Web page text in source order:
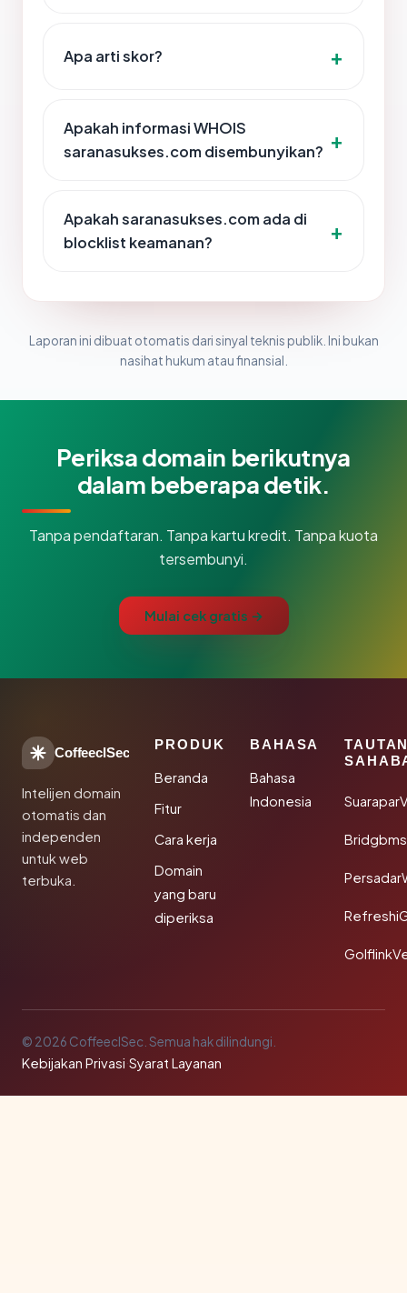
Apa arti skor?
Apakah informasi WHOIS
saranasukses.com disembunyikan?
Apakah saranasukses.com ada di
blocklist keamanan?
Laporan ini dibuat otomatis dari sinyal teknis publik. Ini bukan
nasihat hukum atau finansial.
Periksa domain berikutnya
dalam beberapa detik.
Tanpa pendaftaran. Tanpa kartu kredit. Tanpa kuota
tersembunyi.
Mulai cek gratis →
CoffeeclSec
Intelijen domain
otomatis dan
independen
untuk web
terbuka.
PRODUK
Beranda
Fitur
Cara kerja
Domain
yang baru
diperiksa
BAHASA
Bahasa
Indonesia
© 2026 CoffeeclSec. Semua hak dilindungi.
Kebijakan Privasi·Syarat Layanan